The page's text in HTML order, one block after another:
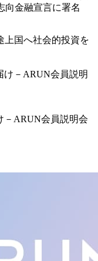
上国へ社会的投資を
－ARUN会員説明会